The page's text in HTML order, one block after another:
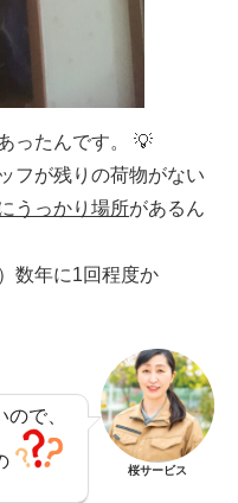
ったんです。 💡
フが残りの荷物がない
うっかり場所があるん
数年に1回程度か
で、
桜サービス